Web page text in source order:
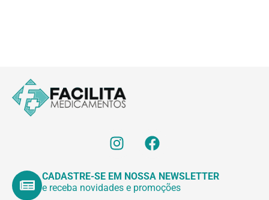
CADASTRE-SE EM NOSSA NEWSLETTER
e receba novidades e promoções